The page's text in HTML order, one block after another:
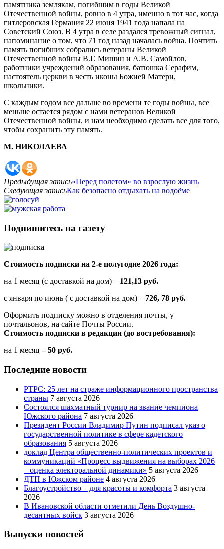
памятника землякам, погибшим в годы Великой
Отечественной войны, ровно в 4 утра, именно в тот час, когда
гитлеровская Германия 22 июня 1941 года напала на
Советский Союз. В 4 утра в селе раздался тревожный сигнал,
напоминание о том, что 71 год назад началась война. Почтить
память погибших собрались ветераны Великой
Отечественной войны В.Г. Мишин и А.В. Самойлов,
работники учреждений образования, батюшка Серафим,
настоятель церкви в честь иконы Божией Матери,
школьники.
С каждым годом все дальше во времени те годы войны, все
меньше остается рядом с нами ветеранов Великой
Отечественной войны, и нам необходимо сделать все для того,
чтобы сохранить эту память.
М. НИКОЛАЕВА
Предыдущая запись«Перед полетом» во взрослую жизнь
Следующая записьКак безопасно отдыхать на водоёме
Подпишитесь на газету
Стоимость подписки на 2-е полугодие 2026 года:
на 1 месяц (с доставкой на дом) – 121,13 руб.
с января по июнь ( с доставкой на дом) – 726, 78 руб.
Оформить подписку можно в отделения почты, у
почтальонов, на сайте Почты России.
Стоимость подписки в редакции (до востребования):
на 1 месяц – 50 руб.
Последние новости
РТРС: 25 лет на страже информационного пространства
страны 7 августа 2026
Состоялся шахматный турнир на звание чемпиона
Южского района 7 августа 2026
Президент России Владимир Путин подписал указ о
государственной политике в сфере кадетского
образования 5 августа 2026
доклад Центра общественно-политических проектов и
коммуникаций «Процесс выдвижения на выборах 2026
– оценка электоральной динамики» 5 августа 2026
ДТП в Южском районе 4 августа 2026
Благоустройство – для красоты и комфорта 3 августа
2026
В Ивановской области отметили День Воздушно-
десантных войск 3 августа 2026
Выпуски новостей